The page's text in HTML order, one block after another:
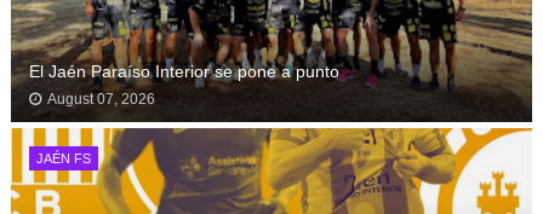
El Jaén Paraíso Interior se pone a punto
August 07, 2026
JAÉN FS